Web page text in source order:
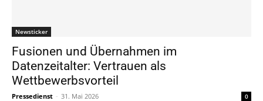
Newsticker
Fusionen und Übernahmen im
Datenzeitalter: Vertrauen als
Wettbewerbsvorteil
Pressedienst - 31. Mai 2026 0